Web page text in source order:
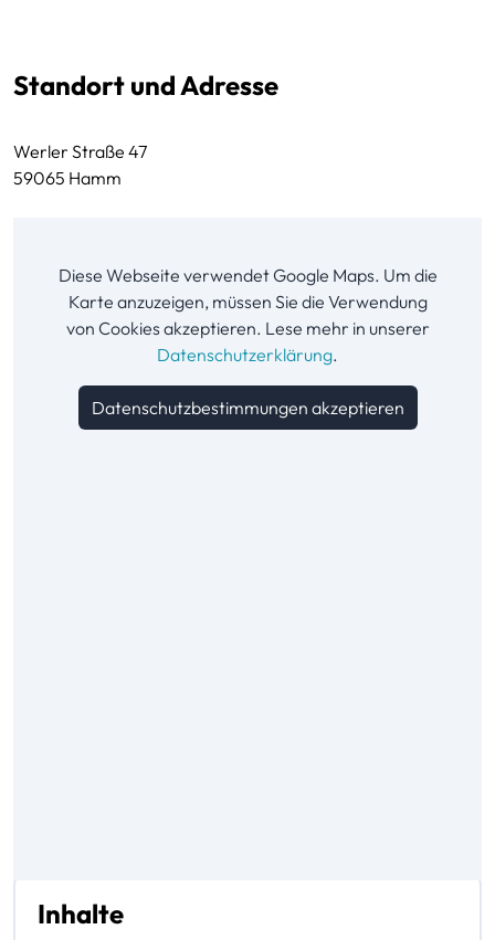
Standort und Adresse
Werler Straße 47
59065 Hamm
Diese Webseite verwendet Google Maps. Um die
Karte anzuzeigen, müssen Sie die Verwendung
von Cookies akzeptieren. Lese mehr in unserer
Datenschutzerklärung.
Datenschutzbestimmungen akzeptieren
Inhalte